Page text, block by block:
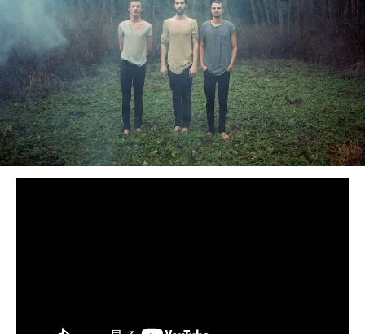
SYNTHPOP
PUNK
SHOEGAZE
BEDROOM
R&B